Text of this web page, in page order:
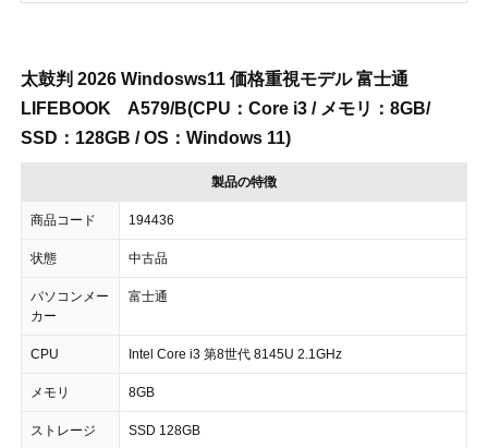
太鼓判 2026 Windosws11 価格重視モデル 富士通
LIFEBOOK A579/B(CPU：Core i3 / メモリ：8GB/
SSD：128GB / OS：Windows 11)
製品の特徴
商品コード 194436
状態 中古品
パソコンメー
カー
富士通
CPU Intel Core i3 第8世代 8145U 2.1GHz
メモリ 8GB
ストレージ SSD 128GB